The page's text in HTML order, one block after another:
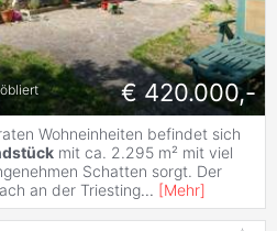
€ 420.000,-
Wohneinheiten befindet sich
mit ca. 2.295 m² mit viel
Schatten sorgt. Der
an der Triesting... [Mehr]